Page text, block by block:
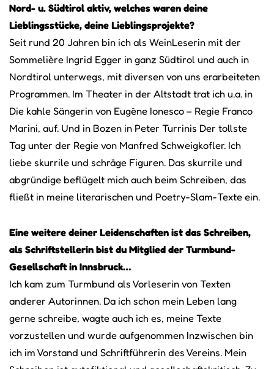
Nord- u. Südtirol aktiv, welches waren deine
Lieblingsstücke, deine Lieblingsprojekte?
Seit rund 20 Jahren bin ich als WeinLeserin mit der
Sommelière Ingrid Egger in ganz Südtirol und auch in
Nordtirol unterwegs, mit diversen von uns erarbeiteten
Programmen. Im Theater in der Altstadt trat ich u.a. in
Die kahle Sängerin von Eugène Ionesco – Regie Franco
Marini, auf. Und in Bozen in Peter Turrinis Der tollste
Tag unter der Regie von Manfred Schweigkofler. Ich
liebe skurrile und schräge Figuren. Das skurrile und
abgründige beflügelt mich auch beim Schreiben, das
fließt in meine literarischen und Poetry-Slam-Texte ein.
Eine weitere deiner Leidenschaften ist das Schreiben,
als Schriftstellerin bist du Mitglied der Turmbund-
Gesellschaft in Innsbruck…
Ich kam zum Turmbund als Vorleserin von Texten
anderer Autorinnen. Da ich schon mein Leben lang
gerne schreibe, wagte auch ich es, meine Texte
vorzustellen und wurde aufgenommen Inzwischen bin
ich im Vorstand und Schriftführerin des Vereins. Mein